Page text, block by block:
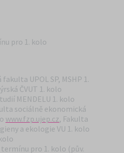
pro 1. kolo
UPOL SP, MSHP 1.
ČVUT 1. kolo
MENDELU 1. kolo
sociálně ekonomická
www.fzp.ujep.cz, Fakulta
a ekologie VU 1. kolo
pro 1. kolo (pův.